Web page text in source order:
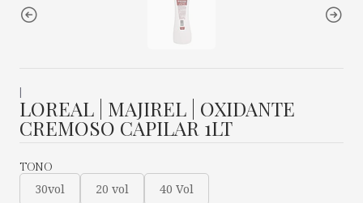
LOREAL | MAJIREL | OXIDANTE
CREMOSO CAPILAR 1LT
TONO
30vol
20 vol 40 Vol